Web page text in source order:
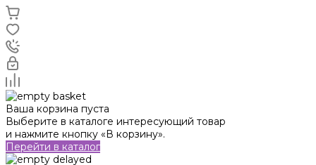
Ваша корзина пуста
Выберите в каталоге интересующий товар
и нажмите кнопку «В корзину».
Перейти в каталог